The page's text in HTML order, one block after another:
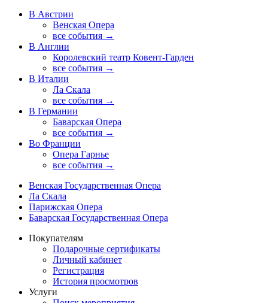
В Австрии
Венская Опера
все события →
В Англии
Королевский театр Ковент-Гарден
все события →
В Италии
Ла Скала
все события →
В Германии
Баварская Опера
все события →
Во Франции
Опера Гарнье
все события →
Венская Государственная Опера
Ла Скала
Парижская Опера
Баварская Государственная Опера
Покупателям
Подарочные сертификаты
Личный кабинет
Регистрация
История просмотров
Услуги